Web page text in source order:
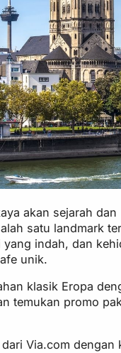
akan sejarah
satu landmark
indah, dan
unik.
klasik Eropa
temukan promo
Via.com